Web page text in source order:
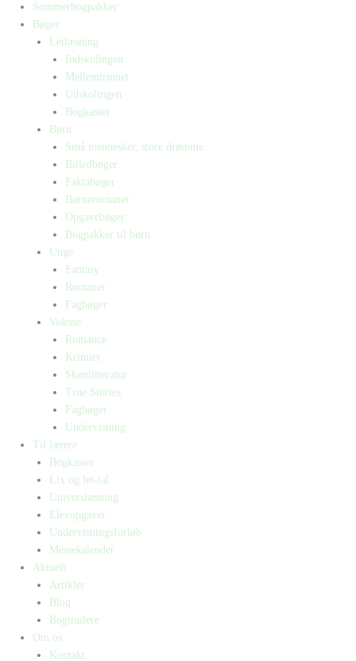
Sommerbogpakker
Bøger
Letlæsning
Indskolingen
Mellemtrinnet
Udskolingen
Bogkasser
Børn
Små mennesker, store drømme
Billedbøger
Faktabøger
Børneromaner
Opgavebøger
Bogpakker til børn
Unge
Fantasy
Romaner
Fagbøger
Voksne
Romance
Krimier
Skønlitteratur
True Stories
Fagbøger
Undervisning
Til lærere
Bogkasser
Lix og let-tal
Universlæsning
Elevopgaver
Undervisningsforløb
Messekalender
Aktuelt
Artikler
Blog
Bogtrailere
Om os
Kontakt